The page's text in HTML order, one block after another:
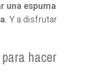
una espuma
. Y a disfrutar
hacer